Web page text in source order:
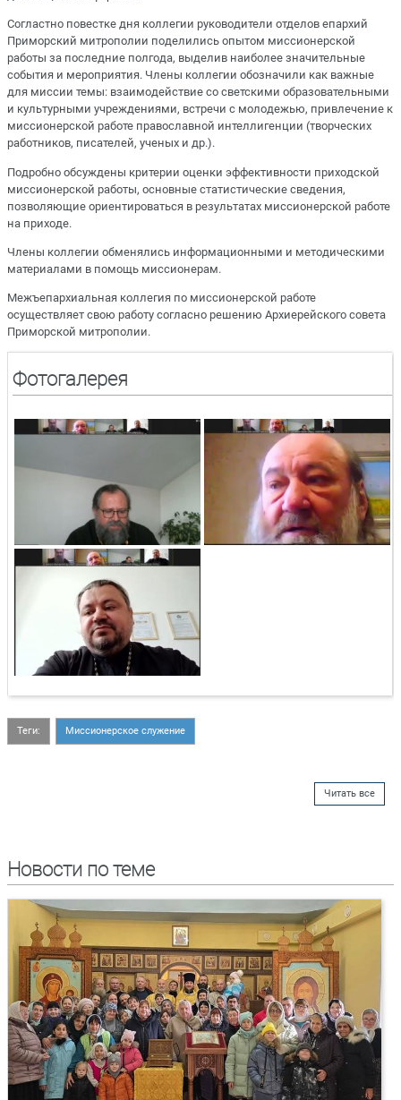
Согластно повестке дня коллегии руководители отделов епархий
Приморский митрополии поделились опытом миссионерской
работы за последние полгода, выделив наиболее значительные
события и мероприятия. Члены коллегии обозначили как важные
для миссии темы: взаимодействие со светскими образовательными
и культурными учреждениями, встречи с молодежью, привлечение к
миссионерской работе православной интеллигенции (творческих
работников, писателей, ученых и др.).
Подробно обсуждены критерии оценки эффективности приходской
миссионерской работы, основные статистические сведения,
позволяющие ориентироваться в результатах миссионерской работе
на приходе.
Члены коллегии обменялись информационными и методическими
материалами в помощь миссионерам.
Межъепархиальная коллегия по миссионерской работе
осуществляет свою работу согласно решению Архиерейского совета
Приморской митрополии.
Фотогалерея
Теги: Миссионерское служение
Читать все
Новости по теме